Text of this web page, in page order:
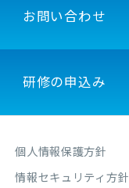
お問い合わせ
研修の申込み
個人情報保護方針
情報セキュリティ方針